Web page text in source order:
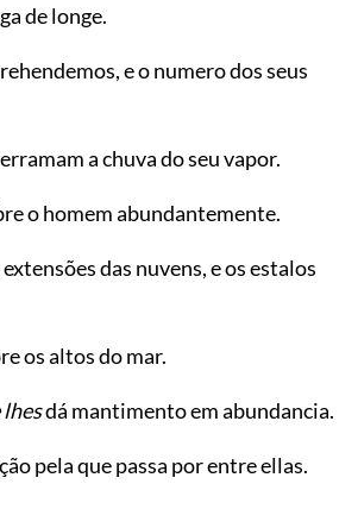
de longe.
e o numero dos seus
a chuva do seu vapor.
o homem abundantemente.
das nuvens, e os estalos
os altos do mar.
lhesdá mantimento em abundancia.
pela que passa por entre ellas.